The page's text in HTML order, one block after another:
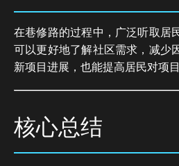
在巷修路的过程中，广泛听取居
可以更好地了解社区需求，减少
新项目进展，也能提高居民对项
核心总结